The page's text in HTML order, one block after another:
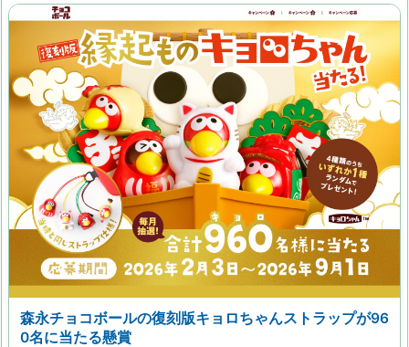
森永チョコボールの復刻版キョロちゃんストラップが96
0名に当たる懸賞